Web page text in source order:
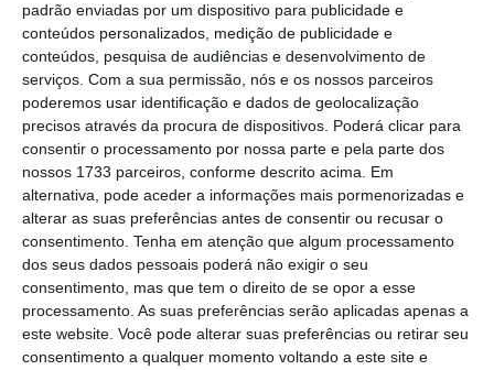
padrão enviadas por um dispositivo para publicidade e
conteúdos personalizados, medição de publicidade e
conteúdos, pesquisa de audiências e desenvolvimento de
serviços. Com a sua permissão, nós e os nossos parceiros
poderemos usar identificação e dados de geolocalização
precisos através da procura de dispositivos. Poderá clicar para
consentir o processamento por nossa parte e pela parte dos
nossos 1733 parceiros, conforme descrito acima. Em
alternativa, pode aceder a informações mais pormenorizadas e
alterar as suas preferências antes de consentir ou recusar o
consentimento. Tenha em atenção que algum processamento
dos seus dados pessoais poderá não exigir o seu
consentimento, mas que tem o direito de se opor a esse
processamento. As suas preferências serão aplicadas apenas a
este website. Você pode alterar suas preferências ou retirar seu
consentimento a qualquer momento voltando a este site e